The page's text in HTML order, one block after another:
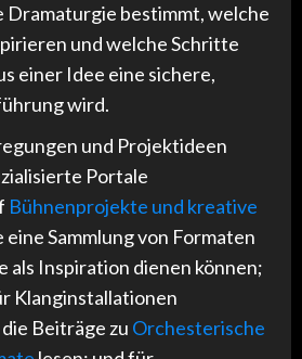
Dramaturgie bestimmt, welche
und welche Schritte
einer Idee eine sichere,
wird.
und Projektideen
Portale
Bühnenprojekte und kreative
eine Sammlung von Formaten
als Inspiration dienen können;
Klanginstallationen
Beiträge zu Orchesterische